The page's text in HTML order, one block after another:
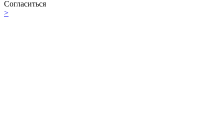
Согласиться
>